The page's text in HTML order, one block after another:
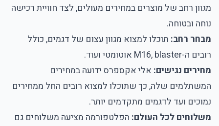
מגוון רחב של מוצרים במחירים מעולים, לצד חוויית רכישה
נוחה ובטוחה.
מבחר רחב: תוכלו למצוא מגוון עצום של דגמים, כולל
רובים ה-M16, blaster אוטומטי ועוד.
מחירים נגישים: אלי אקספרס ידועה במחירים
המשתלמים שלה, כך שתוכלו למצוא רובים החל ממחירים
נמוכים ועד לדגמים מתקדמים יותר.
משלוחים לכל העולם: הפלטפורמה מציעה משלוחים גם